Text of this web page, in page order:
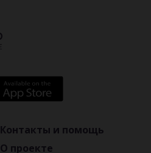
Контакты и помощь
О проекте